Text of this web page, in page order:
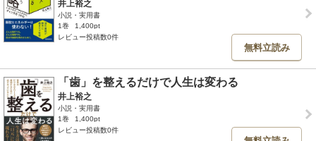
井上裕之
小説・実用書
1巻
1,400pt
レビュー投稿数0件
無料立読み
「歯」を整えるだけで人生は変わる
井上裕之
小説・実用書
1巻
1,400pt
レビュー投稿数0件